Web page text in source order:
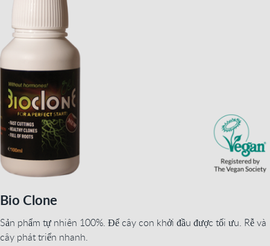
Bio Clone
Sản phẩm tự nhiên 100%. Để cây con khởi đầu được tối ưu. Rễ và
cây phát triển nhanh.